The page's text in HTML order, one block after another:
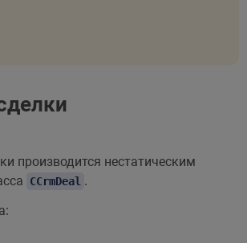
($entity
производится нестатическим
CCrmDeal .